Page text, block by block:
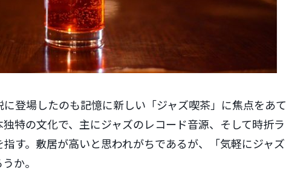
登場したのも記憶に新しい「ジャズ喫茶」に焦点をあて
特の文化で、主にジャズのレコード音源、そして時折ラ
す。敷居が高いと思われがちであるが、「気軽にジャズ
か。